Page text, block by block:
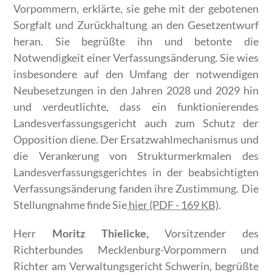
Vorpommern, erklärte, sie gehe mit der gebotenen
Sorgfalt und Zurückhaltung an den Gesetzentwurf
heran. Sie begrüßte ihn und betonte die
Notwendigkeit einer Verfassungsänderung. Sie wies
insbesondere auf den Umfang der notwendigen
Neubesetzungen in den Jahren 2028 und 2029 hin
und verdeutlichte, dass ein funktionierendes
Landesverfassungsgericht auch zum Schutz der
Opposition diene. Der Ersatzwahlmechanismus und
die Verankerung von Strukturmerkmalen des
Landesverfassungsgerichtes in der beabsichtigten
Verfassungsänderung fanden ihre Zustimmung. Die
Stellungnahme finde Siehier (PDF - 169 KB).
Herr Moritz Thielicke,Vorsitzender des
Richterbundes Mecklenburg-Vorpommern und
Richter am Verwaltungsgericht Schwerin, begrüßte